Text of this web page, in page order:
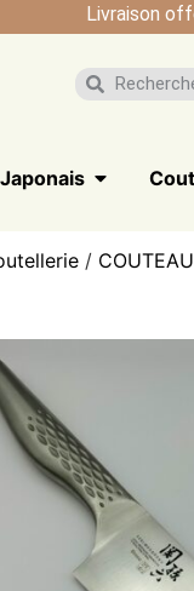
Livraison
/